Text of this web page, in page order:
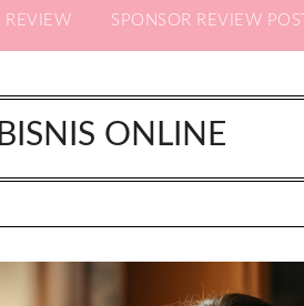
REVIEW SPONSOR REVIEW POST
BISNIS ONLINE